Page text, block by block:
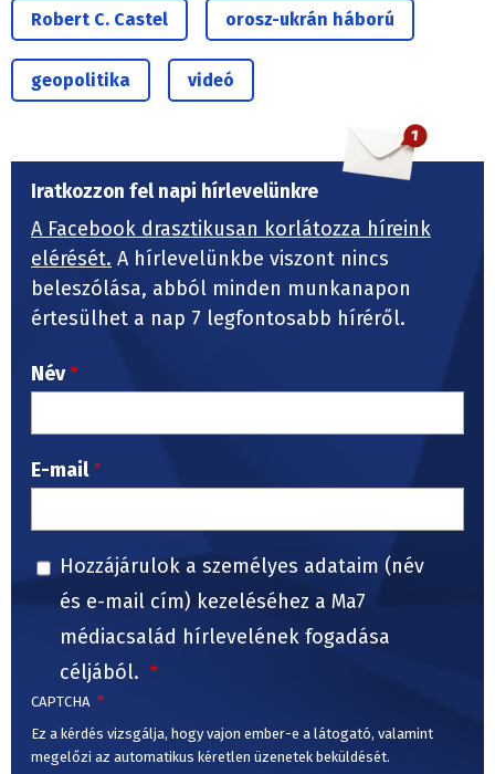
Robert C. Castel orosz-ukrán háború
geopolitika videó
Iratkozzon fel napi hírlevelünkre
A Facebook drasztikusan korlátozza híreink
elérését. A hírlevelünkbe viszont nincs
beleszólása, abból minden munkanapon
értesülhet a nap 7 legfontosabb híréről.
Név
E-mail
Hozzájárulok a személyes adataim (név
és e-mail cím) kezeléséhez a Ma7
médiacsalád hírlevelének fogadása
céljából.
CAPTCHA
Ez a kérdés vizsgálja, hogy vajon ember-e a látogató, valamint
megelőzi az automatikus kéretlen üzenetek beküldését.